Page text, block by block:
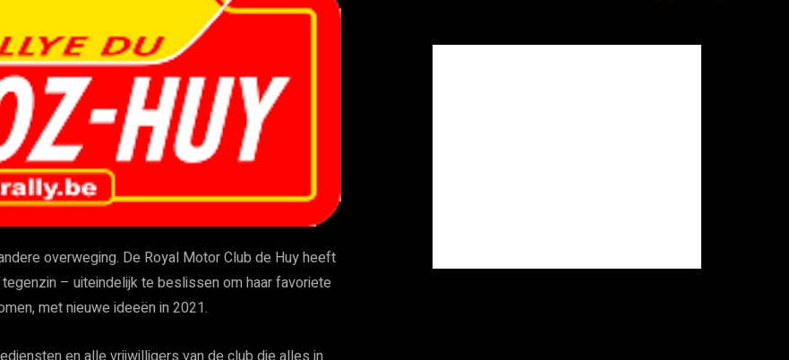
overweging. De Royal Motor Club de Huy heeft
– uiteindelijk te beslissen om haar favoriete
met nieuwe ideeën in 2021.